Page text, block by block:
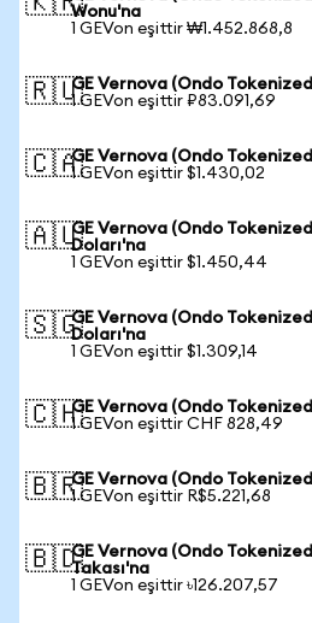
Wonu'na
1 GEVon eşittir ₩1.452.868,8
🇷🇺GE Vernova (Ondo
1 GEVon eşittir ₽83.091,69
🇨🇦GE Vernova (Ondo
1 GEVon eşittir $1.430,02
🇦🇺GE Vernova (Ondo
Doları'na
1 GEVon eşittir $1.450,44
🇸🇬GE Vernova (Ondo
Doları'na
1 GEVon eşittir $1.309,14
🇨🇭GE Vernova (Ondo
1 GEVon eşittir CHF 828,49
🇧🇷GE Vernova (Ondo
1 GEVon eşittir R$5.221,68
🇧🇩GE Vernova (Ondo
Takası'na
1 GEVon eşittir ৳126.207,57